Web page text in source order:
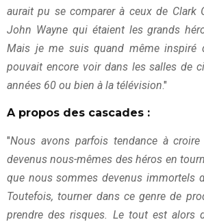
aurait pu se comparer à ceux de Clark
John Wayne qui étaient les grands
Mais je me suis quand même inspiré
pouvait encore voir dans les salles de
années 60 ou bien à la télévision."
A propos des cascades :
"Nous avons parfois tendance à
devenus nous-mêmes des héros en
que nous sommes devenus immortels
Toutefois, tourner dans ce genre de
prendre des risques. Le tout est alors